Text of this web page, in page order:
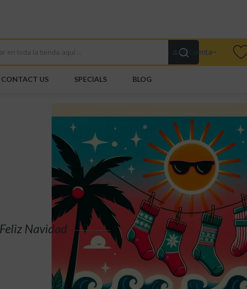
Mi Cuenta
CONTACT US SPECIALS BLOG
Por Mayor
Por Detalle